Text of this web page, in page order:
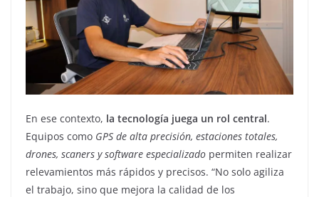
En ese contexto, la tecnología juega un rol central.
Equipos como GPS de alta precisión, estaciones totales,
drones, scaners y software especializado permiten realizar
relevamientos más rápidos y precisos. “No solo agiliza
el trabajo, sino que mejora la calidad de los